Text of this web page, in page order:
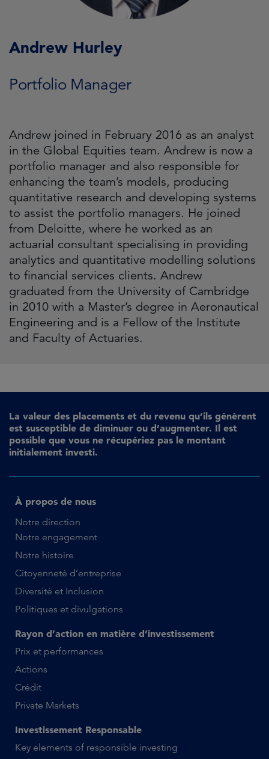
Andrew Hurley
Portfolio Manager
Andrew joined in February 2016 as an analyst
in the Global Equities team. Andrew is now a
portfolio manager and also responsible for
enhancing the team’s models, producing
quantitative research and developing systems
to assist the portfolio managers. He joined
from Deloitte, where he worked as an
actuarial consultant specialising in providing
analytics and quantitative modelling solutions
to financial services clients. Andrew
graduated from the University of Cambridge
in 2010 with a Master’s degree in Aeronautical
Engineering and is a Fellow of the Institute
and Faculty of Actuaries.
La valeur des placements et du revenu qu’ils génèrent
est susceptible de diminuer ou d’augmenter. Il est
possible que vous ne récupériez pas le montant
initialement investi.
À propos de nous
Notre direction
Notre engagement
Notre histoire
Citoyenneté d’entreprise
Diversité et Inclusion
Politiques et divulgations
Rayon d’action en matière d’investissement
Prix et performances
Actions
Crédit
Private Markets
Investissement Responsable
Key elements of responsible investing